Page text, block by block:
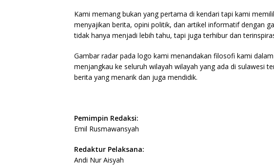
Kami memang bukan yang pertama di kendari tapi kami
menyajikan berita, opini politik, dan artikel informatif dengan
tidak hanya menjadi lebih tahu, tapi juga terhibur dan
Gambar radar pada logo kami menandakan filosofi kami
menjangkau ke seluruh wilayah wilayah yang ada di sulawesi
berita yang menarik dan juga mendidik.
Pemimpin Redaksi:
Emil Rusmawansyah
Redaktur Pelaksana:
Andi Nur Aisyah